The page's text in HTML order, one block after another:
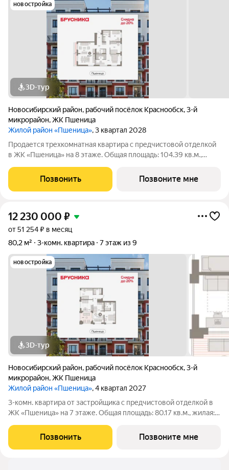
новостройка
3D-тур
Новосибирский район, рабочий посёлок Краснообск,3-й
микрорайон,ЖК Пшеница
Жилой район «Пшеница», 3 квартал 2028
Продается трехкомнатная квартира с предчистовой отделкой
в ЖК «Пшеница» на 8 этаже. Общая площадь: 104.39 кв.м.,
кв.м. Высота потолков 2.82 м. Квартира с кухней-гостиной и
тремя спальнями в
Позвонить Позвоните мне
12 230 000 ₽
от 51 254 ₽ в месяц
80,2 м²
3-комн. квартира 7 этаж из 9
новостройка
3D-тур
Новосибирский район, рабочий посёлок Краснообск,3-й
микрорайон,ЖК Пшеница
Жилой район «Пшеница», 4 квартал 2027
3-комн. квартира от застройщика с предчистовой отделкой в
ЖК «Пшеница» на 7 этаже. Общая площадь: 80.17 кв.м., жилая:
Квартира угловая, окна oбecпeчивaют paвнoмepнoe ocвeщeниe
в тeчeниe дня.
Позвонить Позвоните мне